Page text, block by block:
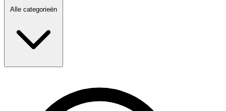
Alle categorieën